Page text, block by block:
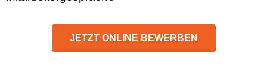
JETZT ONLINE BEWERBEN